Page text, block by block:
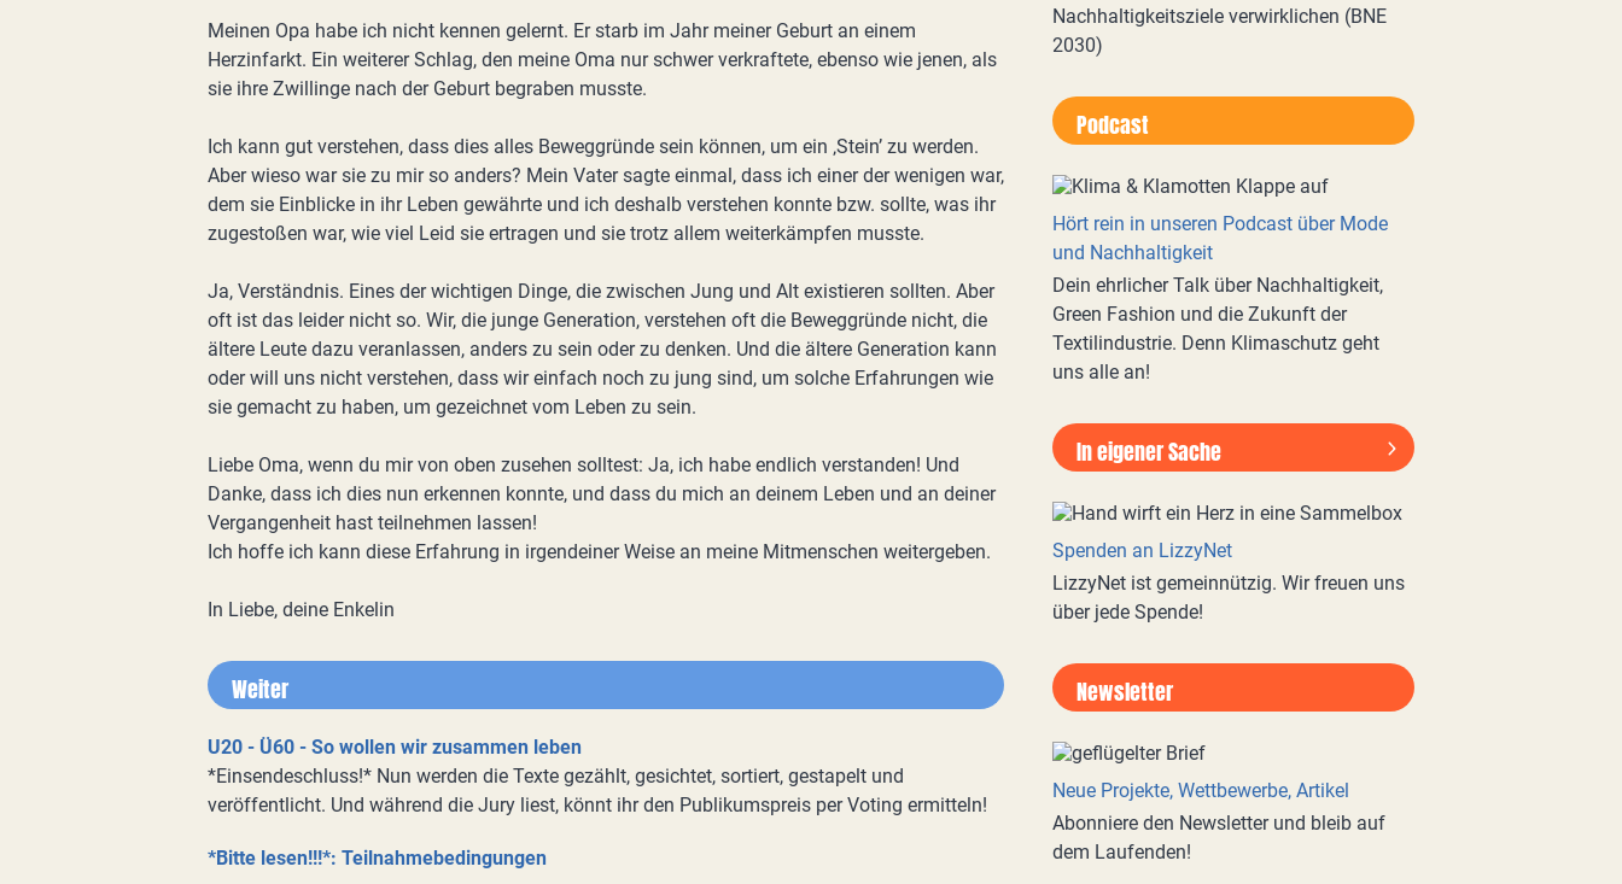
Meinen Opa habe ich nicht kennen gelernt. Er starb im Jahr meiner Geburt an einem
Herzinfarkt. Ein weiterer Schlag, den meine Oma nur schwer verkraftete, ebenso wie jenen, als
sie ihre Zwillinge nach der Geburt begraben musste.
Ich kann gut verstehen, dass dies alles Beweggründe sein können, um ein ‚Stein’ zu werden.
Aber wieso war sie zu mir so anders? Mein Vater sagte einmal, dass ich einer der wenigen war,
dem sie Einblicke in ihr Leben gewährte und ich deshalb verstehen konnte bzw. sollte, was ihr
zugestoßen war, wie viel Leid sie ertragen und sie trotz allem weiterkämpfen musste.
Ja, Verständnis. Eines der wichtigen Dinge, die zwischen Jung und Alt existieren sollten. Aber
oft ist das leider nicht so. Wir, die junge Generation, verstehen oft die Beweggründe nicht, die
ältere Leute dazu veranlassen, anders zu sein oder zu denken. Und die ältere Generation kann
oder will uns nicht verstehen, dass wir einfach noch zu jung sind, um solche Erfahrungen wie
sie gemacht zu haben, um gezeichnet vom Leben zu sein.
Liebe Oma, wenn du mir von oben zusehen solltest: Ja, ich habe endlich verstanden! Und
Danke, dass ich dies nun erkennen konnte, und dass du mich an deinem Leben und an deiner
Vergangenheit hast teilnehmen lassen!
Ich hoffe ich kann diese Erfahrung in irgendeiner Weise an meine Mitmenschen weitergeben.
In Liebe, deine Enkelin
Weiter
U20 - Ü60 - So wollen wir zusammen leben
*Einsendeschluss!* Nun werden die Texte gezählt, gesichtet, sortiert, gestapelt und
veröffentlicht. Und während die Jury liest, könnt ihr den Publikumspreis per Voting ermitteln!
*Bitte lesen!!!*: Teilnahmebedingungen
Nachhaltigkeitsziele verwirklichen (BNE
2030)
Podcast
Hört rein in unseren Podcast über Mode
und Nachhaltigkeit
Dein ehrlicher Talk über Nachhaltigkeit,
Green Fashion und die Zukunft der
Textilindustrie. Denn Klimaschutz geht
uns alle an!
In eigener Sache
Spenden an LizzyNet
LizzyNet ist gemeinnützig. Wir freuen uns
über jede Spende!
Newsletter
Neue Projekte, Wettbewerbe, Artikel
Abonniere den Newsletter und bleib auf
dem Laufenden!